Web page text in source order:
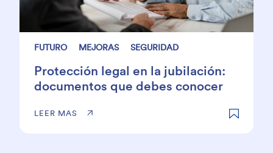
FUTURO MEJORAS SEGURIDAD
Protección legal en la jubilación:
documentos que debes conocer
LEER MAS